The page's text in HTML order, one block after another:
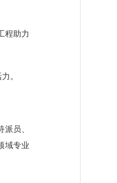
程助力
。
员、
域专业